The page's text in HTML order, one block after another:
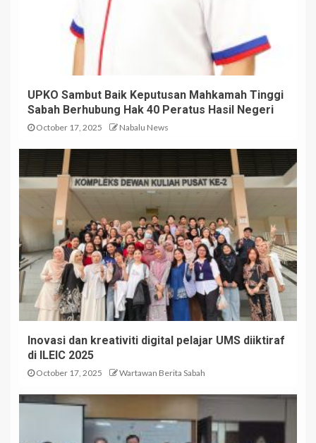
UPKO Sambut Baik Keputusan Mahkamah Tinggi
Sabah Berhubung Hak 40 Peratus Hasil Negeri
October 17, 2025 Nabalu News
Inovasi dan kreativiti digital pelajar UMS diiktiraf
di ILEIC 2025
October 17, 2025 Wartawan Berita Sabah